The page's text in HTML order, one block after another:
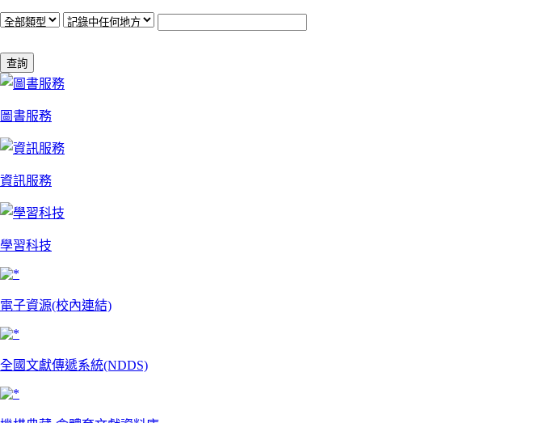
圖書服務
資訊服務
學習科技
電子資源(校內連結)
全國文獻傳遞系統(NDDS)